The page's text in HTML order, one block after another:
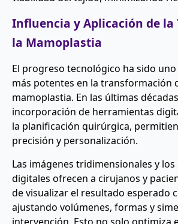
Influencia y Aplicación de la
la Mamoplastia
El progreso tecnológico ha sido
más potentes en la transformación
mamoplastia. En las últimas
incorporación de herramientas
la planificación quirúrgica,
precisión y personalización.
Las imágenes tridimensionales y
digitales ofrecen a cirujanos y
de visualizar el resultado esperado
ajustando volúmenes, formas y